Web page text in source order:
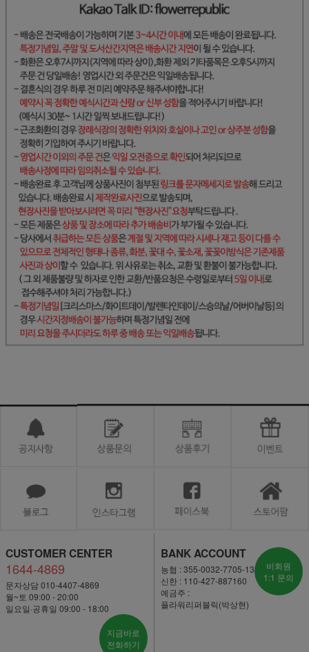
CUSTOMER CENTER
1644-4869
문자상담 010-4407-4869
월~토 09:00 - 20:00
일요일·공휴일 09:00 - 18:00
지금바로
전화하기
BANK ACCOUNT
농협 : 355-0032-7705-13
신한 : 110-427-887160
예금주 :
플라워리퍼블릭(박상현)
비회원
1:1 문의